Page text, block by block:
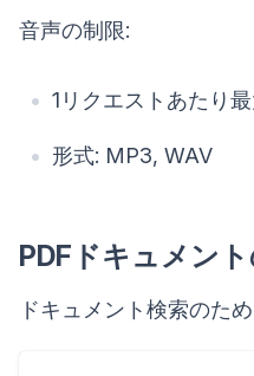
音声の制限:
1リクエストあたり
形式: MP3, WAV
PDFドキュメン
ドキュメント検索のた